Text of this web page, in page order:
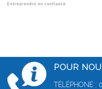
POUR
TÉLÉPHONE :